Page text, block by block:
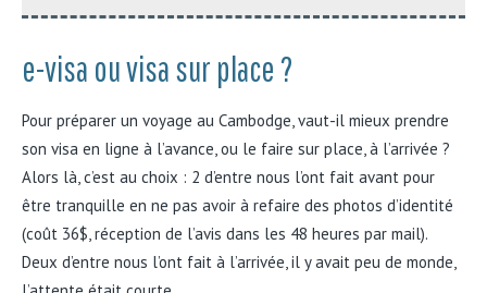
e-visa ou visa sur place ?
Pour préparer un voyage au Cambodge, vaut-il mieux prendre
son visa en ligne à l’avance, ou le faire sur place, à l’arrivée ?
Alors là, c’est au choix : 2 d’entre nous l’ont fait avant pour
être tranquille en ne pas avoir à refaire des photos d’identité
(coût 36$, réception de l’avis dans les 48 heures par mail).
Deux d’entre nous l’ont fait à l’arrivée, il y avait peu de monde,